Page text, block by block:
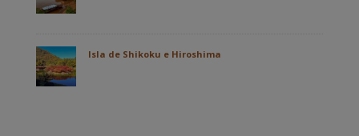
Isla de Shikoku e Hiroshima